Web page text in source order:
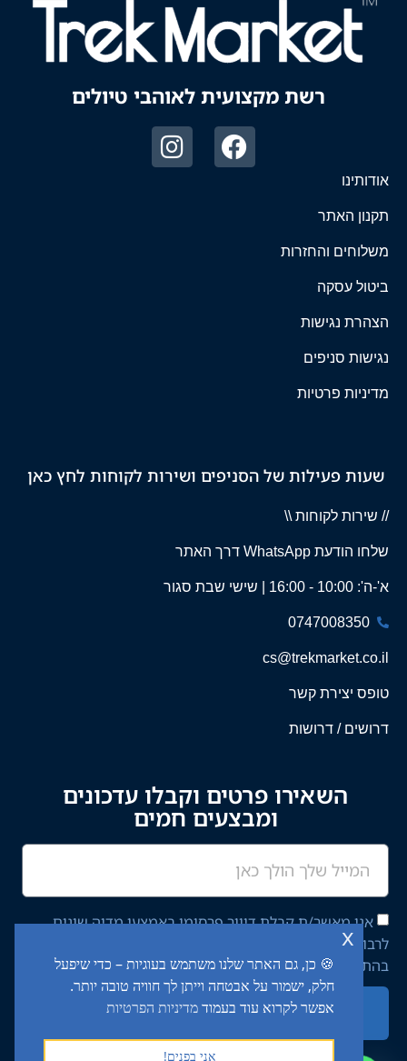
🍪 כן, גם האתר שלנו משתמש בעוגיות – כדי שיפעל
חלק, ישמור על אבטחה וייתן לך חוויה טובה יותר.
אפשר לקרוא עוד בעמודמדיניות הפרטיות
אני בפנים!
x
רשת מקצועית לאוהבי טיולים
אודותינו
תקנון האתר
משלוחים והחזרות
ביטול עסקה
הצהרת נגישות
נגישות סניפים
מדיניות פרטיות
שעות פעילות של הסניפים ושירות לקוחות לחץ כאן
// שירות לקוחות \\
שלחו הודעת WhatsApp דרך האתר
א'-ה': 10:00 - 16:00 | שישי שבת סגור
0747008350
cs@trekmarket.co.il
טופס יצירת קשר
דרושים / דרושות
השאירו פרטים וקבלו עדכונים
ומבצעים חמים
אני מאשר/ת קבלת דיוור פרסומי באמצעי מדיה שונים
לרבות מסרון ודוא"ל מחברת יציב איתן השקעות בע"מ,
בהתאם ל־מדיניות הפרטיותבאתר.
שליחה